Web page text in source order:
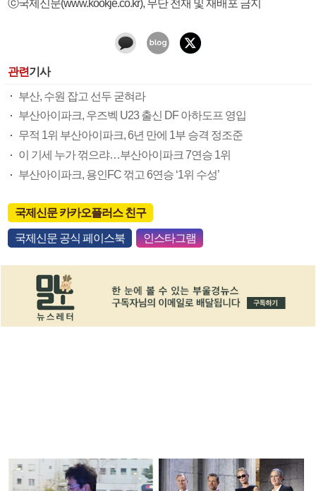
ⓒ국제신문(www.kookje.co.kr), 무단 전재 및 재배포 금지
관련기사
부산, 수원 잡고 선두 굳혀라
부산아이파크, 우즈벡 U23 출신 DF 아하도프 영입
무적 1위 부산아이파크, 6년 만에 1부 승격 정조준
이 기세 누가 꺾으랴…부산아이파크 7연승 1위
부산아이파크, 용인FC 꺾고 6연승 ‘1위 수성’
국제신문 카카오플러스 친구
국제신문 공식 페이스북 인스타그램